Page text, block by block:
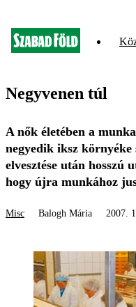
Negyvenen túl
A nők életében a
negyedik iksz
elvesztése után hosszú
hogy újra munkához
Misc Balogh Mária 2007.